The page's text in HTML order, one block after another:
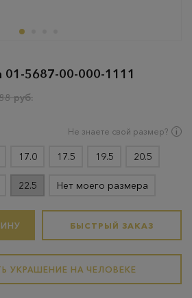
01-5687-00-000-1111
руб.
Не знаете свой размер?
17.0 17.5 19.5 20.5
22.5 Нет моего размера
БЫСТРЫЙ ЗАКАЗ
УКРАШЕНИЕ НА ЧЕЛОВЕКЕ